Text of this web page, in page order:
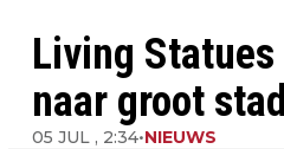
Living Statues
naar groot
05 JUL , 2:34•NIEUWS